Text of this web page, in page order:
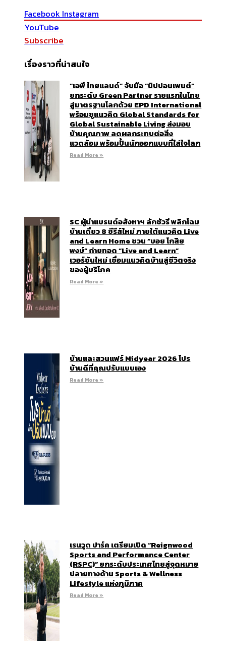
Facebook Instagram
YouTube
Subscribe
เรื่องราวที่น่าสนใจ
“เอพี ไทยแลนด์” จับมือ “นิปปอนเพนต์”
ยกระดับ Green Partner รายแรกในไทย
สู่มาตรฐานโลกด้วย EPD International
พร้อมชูแนวคิด Global Standards for
Global Sustainable Living ส่งมอบ
บ้านคุณภาพ ลดผลกระทบต่อสิ่ง
แวดล้อม พร้อมปั้นนักออกแบบที่ใส่ใจโลก
Read More »
SC ผู้นำแบรนด์อสังหาฯ ลักชัวรี พลิกโฉม
บ้านเดี่ยว 8 ซีรีส์ใหม่ ภายใต้แนวคิด Live
and Learn Home ชวน “บอย โกสิย
พงษ์” ถ่ายทอด “Live and Learn”
เวอร์ชันใหม่ เชื่อมแนวคิดบ้านสู่ชีวิตจริง
ของผู้บริโภค
Read More »
บ้านและสวนแฟร์ Midyear 2026 โปร
บ้านดีที่คุณปรับแบบเอง
Read More »
เรนวูด ปาร์ค เตรียมเปิด “Reignwood
Sports and Performance Center
(RSPC)” ยกระดับประเทศไทยสู่จุดหมาย
ปลายทางด้าน Sports & Wellness
Lifestyle แห่งภูมิภาค
Read More »